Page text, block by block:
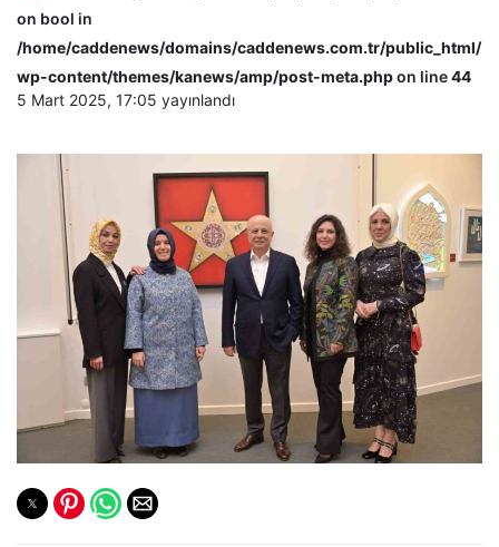
on bool in
/home/caddenews/domains/caddenews.com.tr/public_html/
wp-content/themes/kanews/amp/post-meta.phpon line44
5 Mart 2025, 17:05 yayınlandı